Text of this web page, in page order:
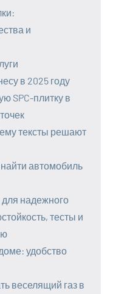
и
в 2025 году
SPC-плитку в
тексты решают
автомобиль
надежного
тесты и
удобство
веселящий газ в